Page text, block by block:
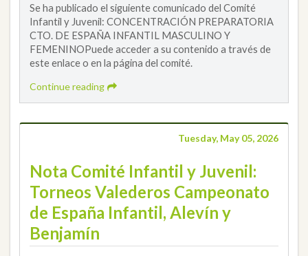
Se ha publicado el siguiente comunicado del Comité
Infantil y Juvenil: CONCENTRACIÓN PREPARATORIA
CTO. DE ESPAÑA INFANTIL MASCULINO Y
FEMENINOPuede acceder a su contenido a través de
este enlace o en la página del comité.
Continue reading
Tuesday, May 05, 2026
Nota Comité Infantil y Juvenil:
Torneos Valederos Campeonato
de España Infantil, Alevín y
Benjamín